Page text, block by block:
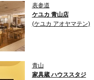
表参道
ケユカ 青山店
(ケユカ アオヤマテン)
青山
家具蔵 ハウススタジ